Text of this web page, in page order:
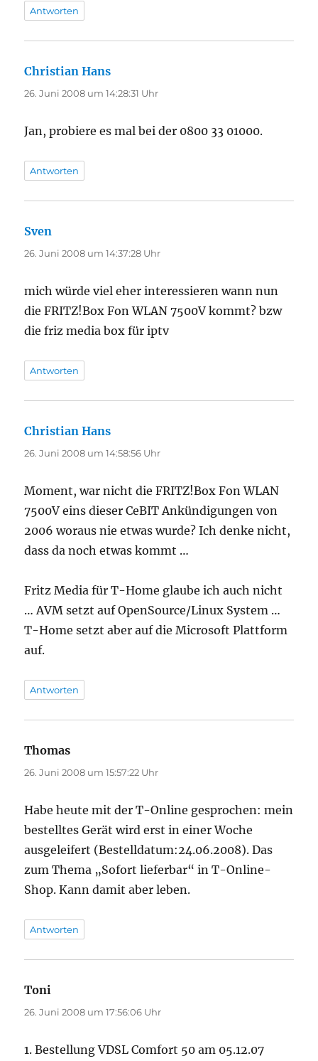
Antworten
Christian Hans
26. Juni 2008 um 14:28:31 Uhr
Jan, probiere es mal bei der 0800 33 01000.
Antworten
Sven
26. Juni 2008 um 14:37:28 Uhr
mich würde viel eher interessieren wann nun
die FRITZ!Box Fon WLAN 7500V kommt? bzw
die friz media box für iptv
Antworten
Christian Hans
26. Juni 2008 um 14:58:56 Uhr
Moment, war nicht die FRITZ!Box Fon WLAN
7500V eins dieser CeBIT Ankündigungen von
2006 woraus nie etwas wurde? Ich denke nicht,
dass da noch etwas kommt …
Fritz Media für T-Home glaube ich auch nicht
… AVM setzt auf OpenSource/Linux System …
T-Home setzt aber auf die Microsoft Plattform
auf.
Antworten
Thomas
26. Juni 2008 um 15:57:22 Uhr
Habe heute mit der T-Online gesprochen: mein
bestelltes Gerät wird erst in einer Woche
ausgeleifert (Bestelldatum:24.06.2008). Das
zum Thema „Sofort lieferbar“ in T-Online-
Shop. Kann damit aber leben.
Antworten
Toni
26. Juni 2008 um 17:56:06 Uhr
1. Bestellung VDSL Comfort 50 am 05.12.07